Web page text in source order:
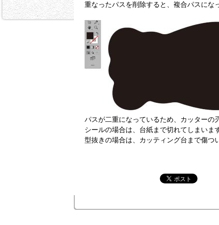
重なったパスを削除すると、複合パスにな
パスが二重になっているため、カッターの
シールの場合は、台紙まで切れてしまいま
型抜きの場合は、カッティング台まで傷つ